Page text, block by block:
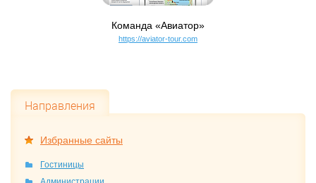
Команда «Авиатор»
https://aviator-tour.com
Направления
Избранные сайты
Гостиницы